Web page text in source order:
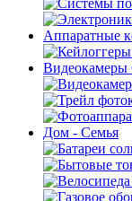
Аппаратные
Видеокамеры
Дом - Семья